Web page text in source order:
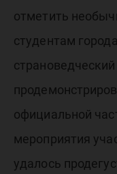
отметить
студентам
официальной
мероприятия
удалось